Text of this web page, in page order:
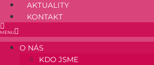
AKTUALITY
KONTAKT
O NÁS
KDO JSME